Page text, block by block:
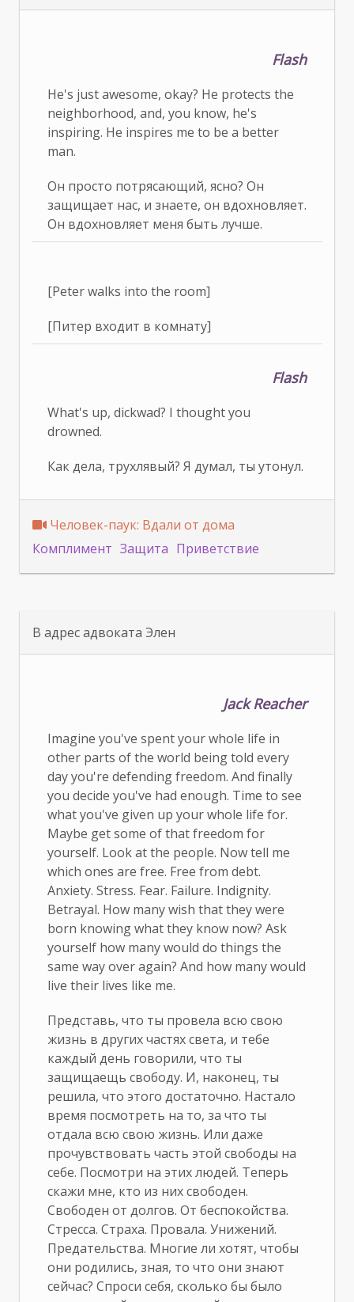
Flash
He's just awesome, okay? He protects the
neighborhood, and, you know, he's
inspiring. He inspires me to be a better
man.
Он просто потрясающий, ясно? Он
защищает нас, и знаете, он вдохновляет.
Он вдохновляет меня быть лучше.
[Peter walks into the room]
[Питер входит в комнату]
Flash
What's up, dickwad? I thought you
drowned.
Как дела, трухлявый? Я думал, ты утонул.
Человек-паук: Вдали от дома
Комплимент Защита Приветствие
В адрес адвоката Элен
Jack Reacher
Imagine you've spent your whole life in
other parts of the world being told every
day you're defending freedom. And finally
you decide you've had enough. Time to see
what you've given up your whole life for.
Maybe get some of that freedom for
yourself. Look at the people. Now tell me
which ones are free. Free from debt.
Anxiety. Stress. Fear. Failure. Indignity.
Betrayal. How many wish that they were
born knowing what they know now? Ask
yourself how many would do things the
same way over again? And how many would
live their lives like me.
Представь, что ты провела всю свою
жизнь в других частях света, и тебе
каждый день говорили, что ты
защищаещь свободу. И, наконец, ты
решила, что этого достаточно. Настало
время посмотреть на то, за что ты
отдала всю свою жизнь. Или даже
прочувствовать часть этой свободы на
себе. Посмотри на этих людей. Теперь
скажи мне, кто из них свободен.
Свободен от долгов. От беспокойства.
Стресса. Страха. Провала. Унижений.
Предательства. Многие ли хотят, чтобы
они родились, зная, то что они знают
сейчас? Спроси себя, сколько бы было